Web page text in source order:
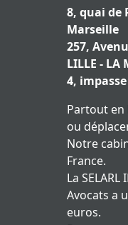
8, quai de
Marseille
257,
LILLE - LA
4,
Partout en
ou
Notre
France.
La SELARL
Avocats a
euros.